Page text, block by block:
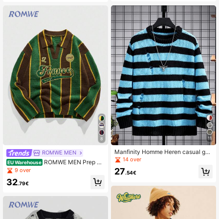
8
ROMWE MEN
EU Warehouse ROMWE MEN Prep Re
tro gebreide trui met kraag en voetb
almotief voor heren, herfst/winter
9 over
32.79€
oor De Herfst
11
Manfinity Homme Heren casual ges
treepte trui met gekreukte ronde hal
s en lange mouwen, herfst/winter
14 over
27.54€